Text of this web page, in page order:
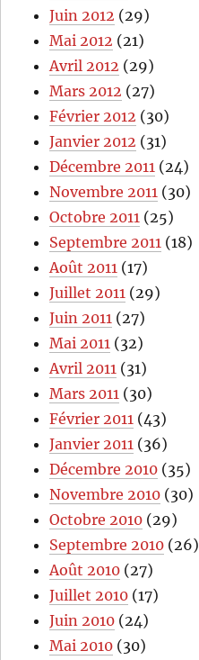
Juin 2012 (29)
Mai 2012 (21)
Avril 2012 (29)
Mars 2012 (27)
Février 2012 (30)
Janvier 2012 (31)
Décembre 2011 (24)
Novembre 2011 (30)
Octobre 2011 (25)
Septembre 2011 (18)
Août 2011 (17)
Juillet 2011 (29)
Juin 2011 (27)
Mai 2011 (32)
Avril 2011 (31)
Mars 2011 (30)
Février 2011 (43)
Janvier 2011 (36)
Décembre 2010 (35)
Novembre 2010 (30)
Octobre 2010 (29)
Septembre 2010 (26)
Août 2010 (27)
Juillet 2010 (17)
Juin 2010 (24)
Mai 2010 (30)